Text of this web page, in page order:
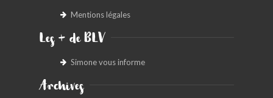
Mentions légales
Les + de BLV
Simone vous informe
Archives